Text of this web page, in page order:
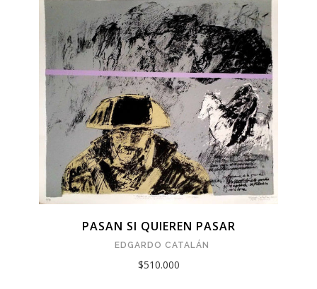
PASAN SI QUIEREN PASAR
EDGARDO CATALÁN
$510.000